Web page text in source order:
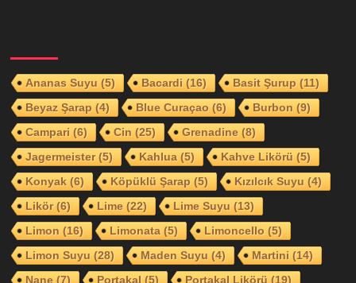
Ananas Suyu(5) Bacardi(16) Basit Şurup(11)
Beyaz Şarap(4) Blue Curaçao(6) Burbon(9)
Campari(6) Cin(25) Grenadine(8)
Jagermeister(5) Kahlua(5) Kahve Likörü(5)
Konyak(6) Köpüklü Şarap(5) Kızılcık Suyu(4)
Likör(6) Lime(22) Lime Suyu(13)
Limon(16) Limonata(5) Limoncello(5)
Limon Suyu(28) Maden Suyu(4) Martini(14)
Nane(7) Portakal(5) Portakal Likörü(19)